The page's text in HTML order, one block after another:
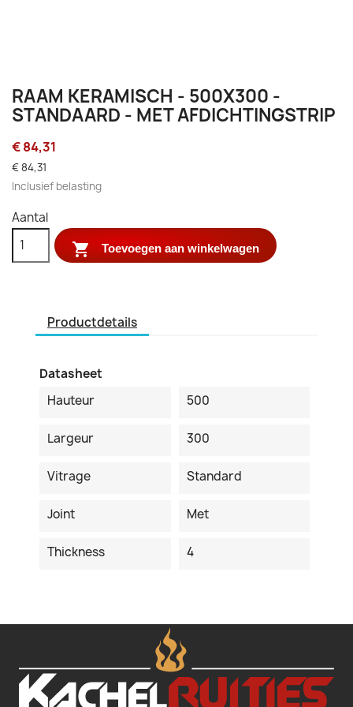
RAAM KERAMISCH - 500X300 -
STANDAARD - MET AFDICHTINGSTRIP
€ 84,31
€ 84,31
Inclusief belasting
Aantal
 Toevoegen aan winkelwagen
Productdetails
Datasheet
Hauteur
500
Largeur 300
Vitrage Standard
Joint Met
Thickness 4